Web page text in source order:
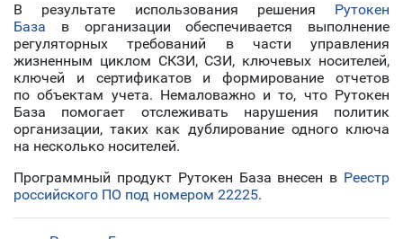
В результате использования решения Рутокен
База в организации обеспечивается выполнение
регуляторных требований в части управления
жизненным циклом СКЗИ, СЗИ, ключевых носителей,
ключей и сертификатов и формирование отчетов
по объектам учета. Немаловажно и то, что Рутокен
База помогает отслеживать нарушения политик
организации, таких как дублирование одного ключа
на несколько носителей.
Программный продукт Рутокен База внесен в Реестр
российского ПО под номером 22225.